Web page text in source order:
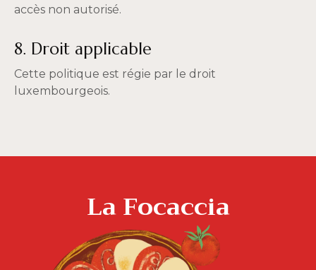
accès non autorisé.
8. Droit applicable
Cette politique est régie par le droit
luxembourgeois.
La Focaccia